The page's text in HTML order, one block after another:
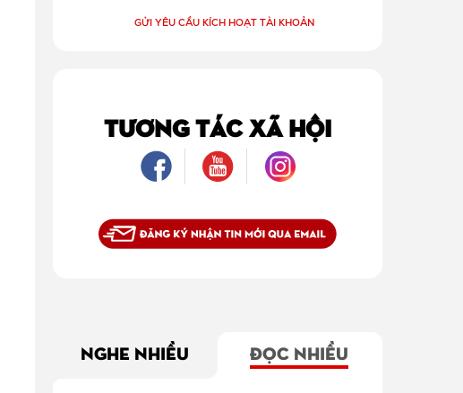
GỬI YÊU CẦU KÍCH HOẠT TÀI KHOẢN
TƯƠNG TÁC XÃ HỘI
NGHE NHIỀU ĐỌC NHIỀU